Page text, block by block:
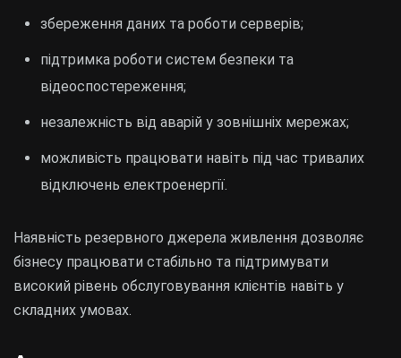
збереження даних та роботи серверів;
підтримка роботи систем безпеки та
відеоспостереження;
незалежність від аварій у зовнішніх мережах;
можливість працювати навіть під час тривалих
відключень електроенергії.
Наявність резервного джерела живлення дозволяє
бізнесу працювати стабільно та підтримувати
високий рівень обслуговування клієнтів навіть у
складних умовах.